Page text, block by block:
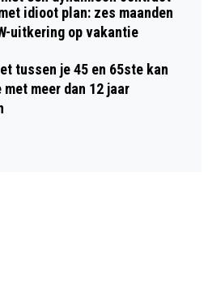
idioot plan: zes maanden
uitkering op vakantie
tussen je 45 en 65ste kan
met meer dan 12 jaar